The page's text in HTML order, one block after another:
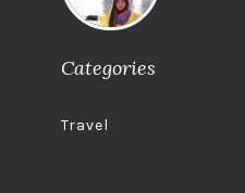
Categories
Travel